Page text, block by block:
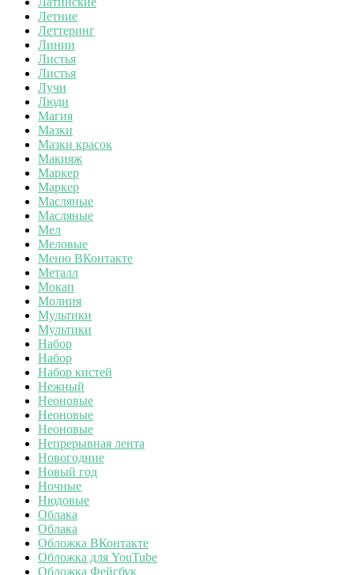
Летние
Леттеринг
Линии
Листья
Листья
Лучи
Люди
Магия
Мазки
Мазки красок
Макияж
Маркер
Маркер
Масляные
Масляные
Мел
Меловые
Меню ВКонтакте
Металл
Мокап
Молния
Мультики
Мультики
Набор
Набор
Набор кистей
Нежный
Неоновые
Неоновые
Неоновые
Непрерывная лента
Новогодние
Новый год
Ночные
Нюдовые
Облака
Облака
Обложка ВКонтакте
Обложка для YouTube
Обложка Фейсбук